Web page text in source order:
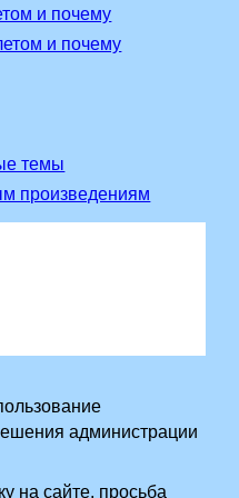
и почему
и почему
темы
произведениям
администрации
на сайте, просьба